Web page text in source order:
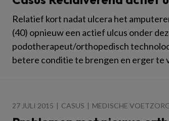
Relatief kort nadat ulcera het
(40) opnieuw een actief ulcus onder
podotherapeut/orthopedisch
betere conditie te brengen en erger te
27 JULI 2015 CASUS MEDISCHE